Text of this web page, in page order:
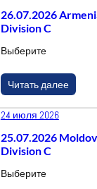
26.07.2026
Division C
Выберите
Читать далее
24 июля 2026
25.07.2026
Division C
Выберите